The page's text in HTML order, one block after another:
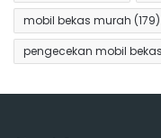
mobil bekas murah (179)
pengecekan mobil bekas